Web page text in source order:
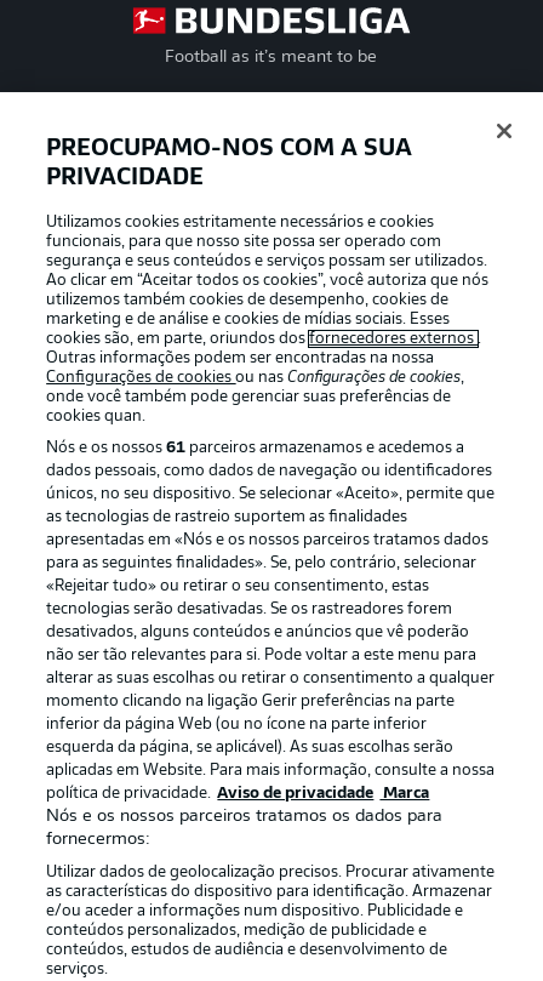
Football as it’s meant to be
APLICATIVO DA BUNDESLIGA
Oferecido por
Publicidade Avisos legais
Gerir preferências Aviso de privacidade
Trabalhe conosco
Marca Contato
Jogadores
PREOCUPAMO-NOS COM A SUA
PRIVACIDADE
Utilizamos cookies estritamente necessários e cookies
funcionais, para que nosso site possa ser operado com
segurança e seus conteúdos e serviços possam ser utilizados.
Ao clicar em “Aceitar todos os cookies”, você autoriza que nós
utilizemos também cookies de desempenho, cookies de
marketing e de análise e cookies de mídias sociais. Esses
cookies são, em parte, oriundos dosfornecedores externos .
Outras informações podem ser encontradas na nossa
Configurações de cookiesou nasConfigurações de cookies,
onde você também pode gerenciar suas preferências de
cookies quan.
Nós e os nossos61 parceiros armazenamos e acedemos a
dados pessoais, como dados de navegação ou identificadores
únicos, no seu dispositivo. Se selecionar «Aceito», permite que
as tecnologias de rastreio suportem as finalidades
apresentadas em «Nós e os nossos parceiros tratamos dados
para as seguintes finalidades». Se, pelo contrário, selecionar
«Rejeitar tudo» ou retirar o seu consentimento, estas
tecnologias serão desativadas. Se os rastreadores forem
desativados, alguns conteúdos e anúncios que vê poderão
não ser tão relevantes para si. Pode voltar a este menu para
alterar as suas escolhas ou retirar o consentimento a qualquer
momento clicando na ligação Gerir preferências na parte
inferior da página Web (ou no ícone na parte inferior
esquerda da página, se aplicável). As suas escolhas serão
aplicadas em Website. Para mais informação, consulte a nossa
política de privacidade. Aviso de privacidade Marca
Nós e os nossos parceiros tratamos os dados para
fornecermos:
Utilizar dados de geolocalização precisos. Procurar ativamente
as características do dispositivo para identificação. Armazenar
e/ou aceder a informações num dispositivo. Publicidade e
conteúdos personalizados, medição de publicidade e
conteúdos, estudos de audiência e desenvolvimento de
serviços.